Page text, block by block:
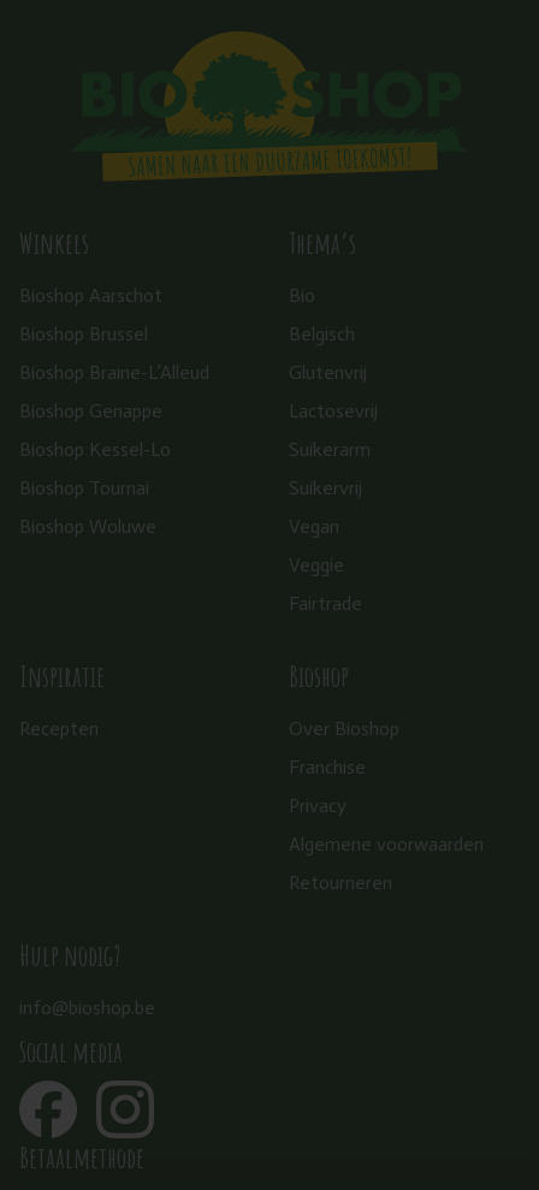
Winkels
Bioshop Aarschot
Bioshop Brussel
Bioshop Braine-L’Alleud
Bioshop Genappe
Bioshop Kessel-Lo
Bioshop Tournai
Bioshop Woluwe
Thema’s
Bio
Belgisch
Glutenvrij
Lactosevrij
Suikerarm
Suikervrij
Vegan
Veggie
Fairtrade
Inspiratie
Recepten
Bioshop
Over Bioshop
Franchise
Privacy
Algemene voorwaarden
Retourneren
Hulp nodig?
info@bioshop.be
Social media
Betaalmethode